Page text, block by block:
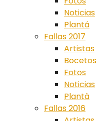
Noticias
Plantá
Fallas 2017
Artistas
Bocetos
Fotos
Noticias
Plantà
Fallas 2016